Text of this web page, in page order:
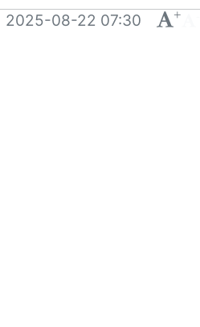
2025-08-22 07:30 +